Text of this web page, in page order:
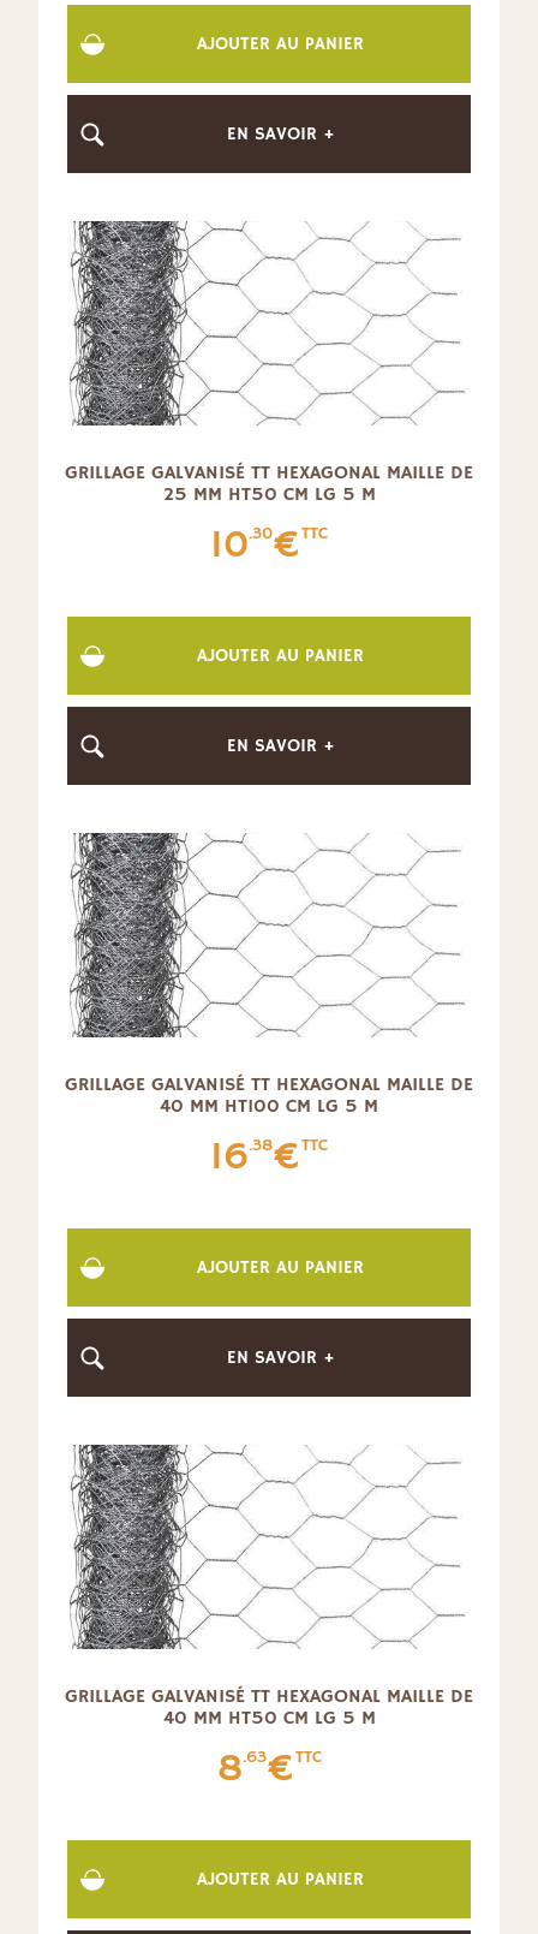
AJOUTER AU PANIER
EN SAVOIR +
GRILLAGE GALVANISÉ TT HEXAGONAL MAILLE DE
25 MM HT50 CM LG 5 M
10.30€TTC
AJOUTER AU PANIER
EN SAVOIR +
GRILLAGE GALVANISÉ TT HEXAGONAL MAILLE DE
40 MM HT100 CM LG 5 M
16.38€TTC
AJOUTER AU PANIER
EN SAVOIR +
GRILLAGE GALVANISÉ TT HEXAGONAL MAILLE DE
40 MM HT50 CM LG 5 M
8.63€TTC
AJOUTER AU PANIER